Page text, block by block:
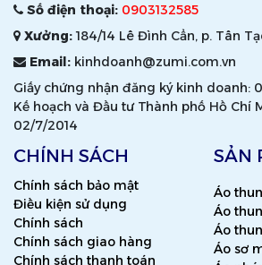
Số điện thoại: 0903132585
Xưởng:184/14 Lê Đình Cẩn, p. Tân
Email: kinhdoanh@zumi.com.vn
Giấy chứng nhận đăng ký kinh doanh:
Kế hoạch và Đầu tư Thành phố Hồ Chí
02/7/2014
CHÍNH SÁCH
Chính sách bảo mật
Điều kiện sử dụng
Chính sách
Chính sách giao hàng
Chính sách thanh toán
SẢN
Áo
Áo
Áo
Áo sơ